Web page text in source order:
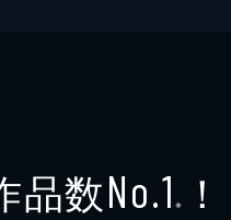
品数No.1 ※ ！